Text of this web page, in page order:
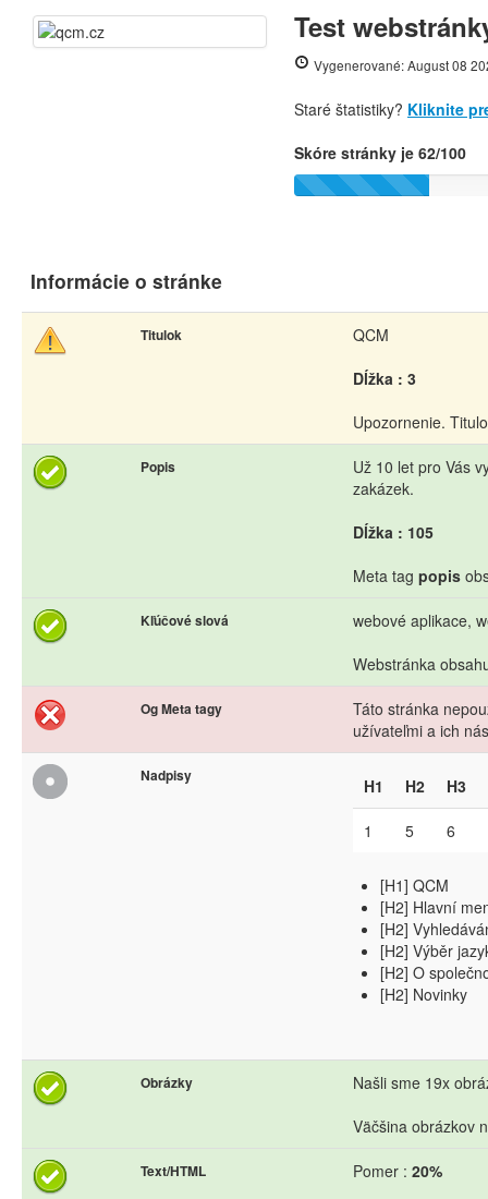
Test
Vygenerované: August 08
Staré štatistiky? Kliknite
Skóre stránky je 62/100
Informácie o stránke
Titulok
QCM
Dĺžka : 3
Upozornenie.
Popis
Už 10 let pro Vás
zakázek.
Dĺžka : 105
Meta tag popis
Kľúčové slová
webové aplikace,
Webstránka
Og Meta tagy
Táto stránka
užívateľmi a ich
Nadpisy H1 H2 H3
1 5 6
[H1] QCM
[H2] Hlavní
[H2]
[H2] Výběr
[H2] O
[H2] Novinky
Obrázky
Našli sme 19x
Väčšina obrázkov
Text/HTML Pomer : 20%